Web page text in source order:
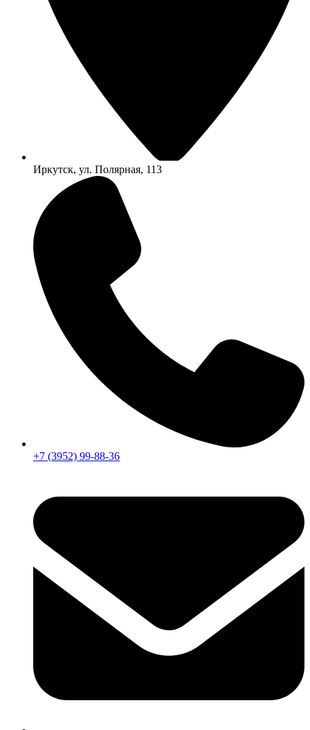
Иркутск, ул. Полярная, 113
+7 (3952) 99-88-36